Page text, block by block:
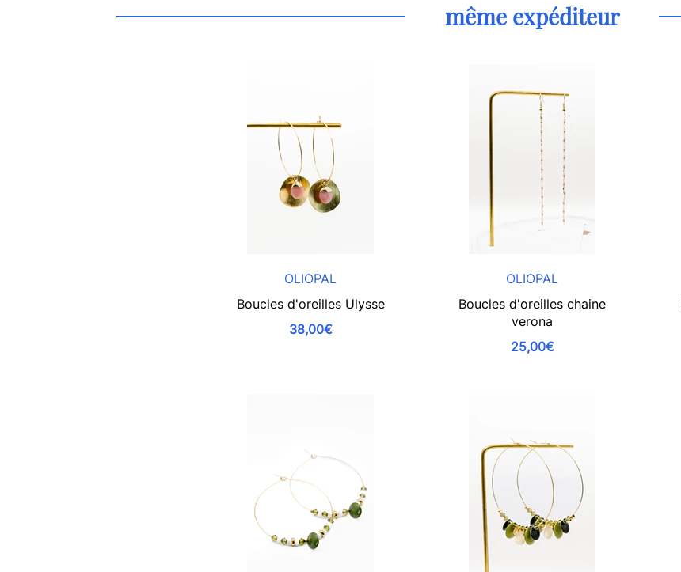
même expéditeur
OLIOPAL
Boucles d'oreilles Ulysse
38,00€
OLIOPAL
Boucles d'oreilles chaine
verona
25,00€